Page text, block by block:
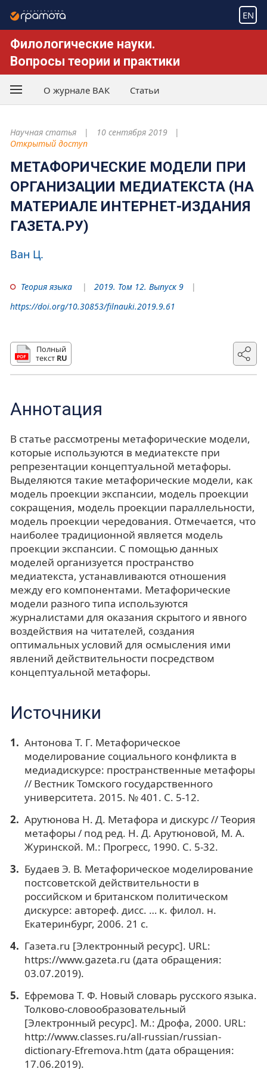
EN
Филологические науки.
Вопросы теории и практики
О журнале ВАК Статьи
Научная статья
10 сентября 2019
Открытый доступ
МЕТАФОРИЧЕСКИЕ МОДЕЛИ ПРИ
ОРГАНИЗАЦИИ МЕДИАТЕКСТА (НА
МАТЕРИАЛЕ ИНТЕРНЕТ-ИЗДАНИЯ
ГАЗЕТА.РУ)
Ван Ц.
Теория языка
2019. Том 12. Выпуск 9
https://doi.org/10.30853/filnauki.2019.9.61
Полный
текст RU
Аннотация
В статье рассмотрены метафорические модели,
которые используются в медиатексте при
репрезентации концептуальной метафоры.
Выделяются такие метафорические модели, как
модель проекции экспансии, модель проекции
сокращения, модель проекции параллельности,
модель проекции чередования. Отмечается, что
наиболее традиционной является модель
проекции экспансии. С помощью данных
моделей организуется пространство
медиатекста, устанавливаются отношения
между его компонентами. Метафорические
модели разного типа используются
журналистами для оказания скрытого и явного
воздействия на читателей, создания
оптимальных условий для осмысления ими
явлений действительности посредством
концептуальной метафоры.
Источники
Антонова Т. Г. Метафорическое
моделирование социального конфликта в
медиадискурсе: пространственные метафоры
// Вестник Томского государственного
университета. 2015. № 401. С. 5-12.
Арутюнова Н. Д. Метафора и дискурс // Теория
метафоры / под ред. Н. Д. Арутюновой, М. А.
Журинской. М.: Прогресс, 1990. С. 5-32.
Будаев Э. В. Метафорическое моделирование
постсоветской действительности в
российском и британском политическом
дискурсе: автореф. дисс. … к. филол. н.
Екатеринбург, 2006. 21 с.
Газета.ru [Электронный ресурс]. URL:
https://www.gazeta.ru (дата обращения:
03.07.2019).
Ефремова Т. Ф. Новый словарь русского языка.
Толково-словообразовательный
[Электронный ресурс]. М.: Дрофа, 2000. URL:
http://www.classes.ru/all-russian/russian-
dictionary-Efremova.htm (дата обращения:
17.06.2019).